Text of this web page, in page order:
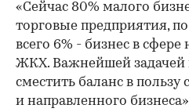
«Сейчас 80% малого
торговые предприятия,
всего 6% - бизнес в сфере
ЖКХ. Важнейшей задачей
сместить баланс в пользу
и направленного